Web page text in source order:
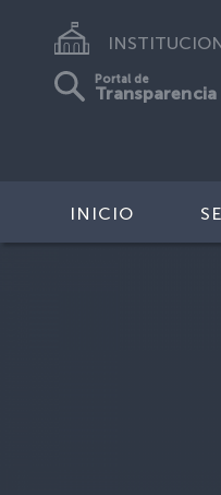
Portal de
Transparencia
INICIO